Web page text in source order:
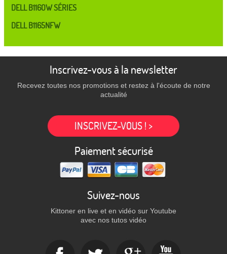
DELL B1160W SÉRIES
DELL B1165NFW
Inscrivez-vous à la newsletter
Recevez toutes nos promotions et restez à l'écoute de notre
actualité
INSCRIVEZ-VOUS ! >
Paiement sécurisé
Suivez-nous
Kittoner en live et en vidéo sur Youtube
avec nos tutos vidéo